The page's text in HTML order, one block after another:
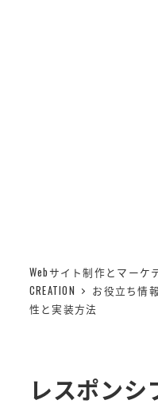
Webサイト制作とマーケ
CREATION
お役立ち情報
性と実装方法
レスポン